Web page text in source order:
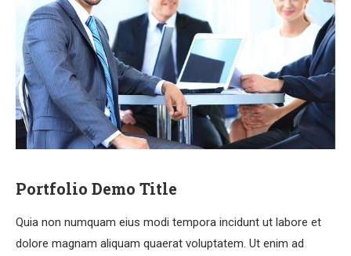
Portfolio Demo Title
Quia non numquam eius modi tempora incidunt ut labore et
dolore magnam aliquam quaerat voluptatem. Ut enim ad